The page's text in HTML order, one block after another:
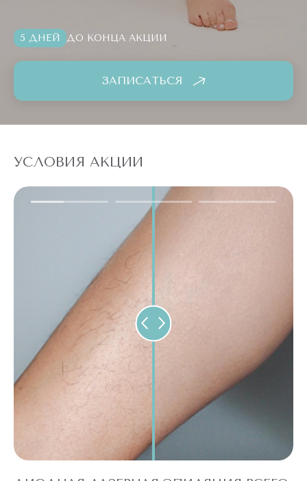
5 ДНЕЙ ДО КОНЦА АКЦИИ
ЗАПИСАТЬСЯ
УСЛОВИЯ АКЦИИ